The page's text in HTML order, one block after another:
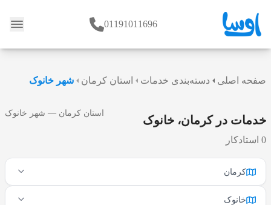
وبلاگ 01191011696
صفحه اصلی دسته‌بندی خدمات استان کرمان شهر خانوک
خدمات در کرمان، خانوک
0 استادکار
استان کرمان — شهر خانوک
کرمان
خانوک